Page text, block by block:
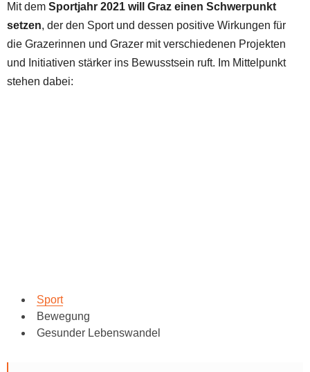
Mit dem Sportjahr 2021 will Graz einen Schwerpunkt
setzen, der den Sport und dessen positive Wirkungen für
die Grazerinnen und Grazer mit verschiedenen Projekten
und Initiativen stärker ins Bewusstsein ruft. Im Mittelpunkt
stehen dabei:
Sport
Bewegung
Gesunder Lebenswandel